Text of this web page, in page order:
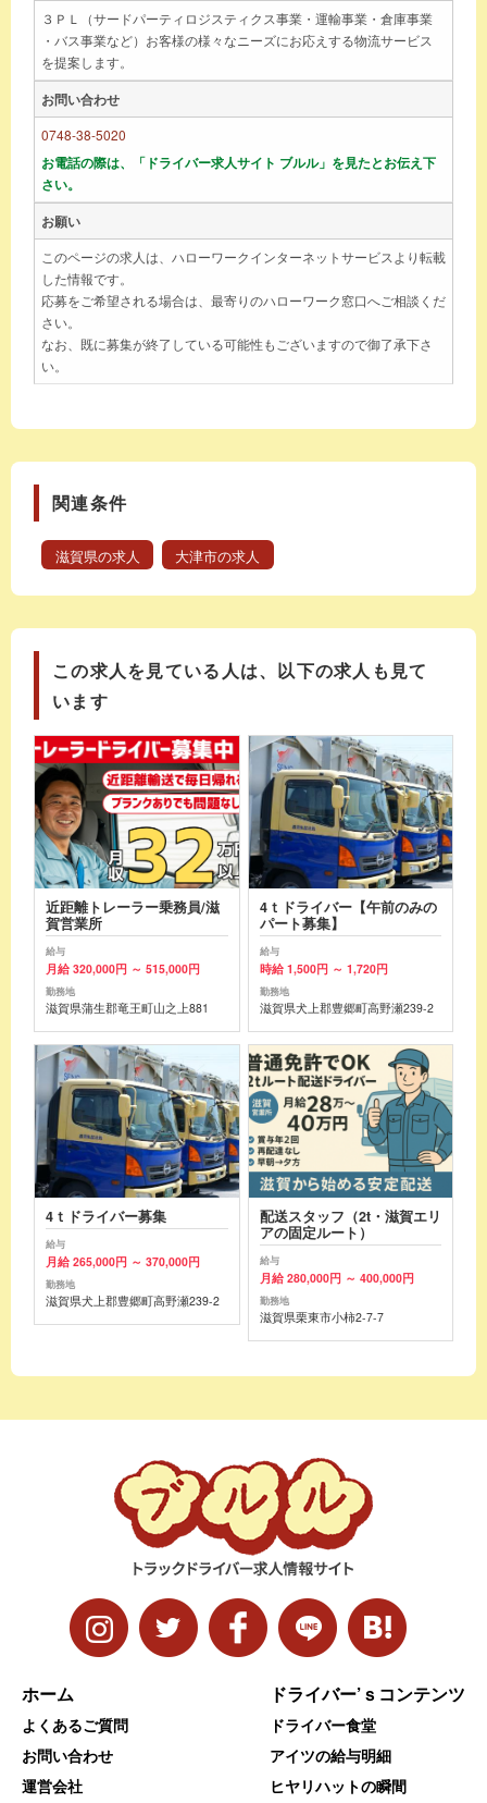
３ＰＬ（サードパーティロジスティクス事業・運輸事業・倉庫事業
・バス事業など）お客様の様々なニーズにお応えする物流サービス
を提案します。
お問い合わせ
0748-38-5020
お電話の際は、「ドライバー求人サイト ブルル」を見たとお伝え下
さい。
お願い
このページの求人は、ハローワークインターネットサービスより転載
した情報です。
応募をご希望される場合は、最寄りのハローワーク窓口へご相談くだ
さい。
なお、既に募集が終了している可能性もございますので御了承下さ
い。
関連条件
滋賀県の求人 大津市の求人
この求人を見ている人は、以下の求人も見て
います
近距離トレーラー乗務員/滋
賀営業所
給与
月給 320,000円 ～ 515,000円
勤務地
滋賀県蒲生郡竜王町山之上881
4ｔドライバー【午前のみの
パート募集】
給与
時給 1,500円 ～ 1,720円
勤務地
滋賀県犬上郡豊郷町高野瀬239-2
4ｔドライバー募集
給与
月給 265,000円 ～ 370,000円
勤務地
滋賀県犬上郡豊郷町高野瀬239-2
配送スタッフ（2t・滋賀エリ
アの固定ルート）
給与
月給 280,000円 ～ 400,000円
勤務地
滋賀県栗東市小柿2-7-7
ホーム
よくあるご質問
お問い合わせ
運営会社
ドライバー’ｓコンテンツ
ドライバー食堂
アイツの給与明細
ヒヤリハットの瞬間